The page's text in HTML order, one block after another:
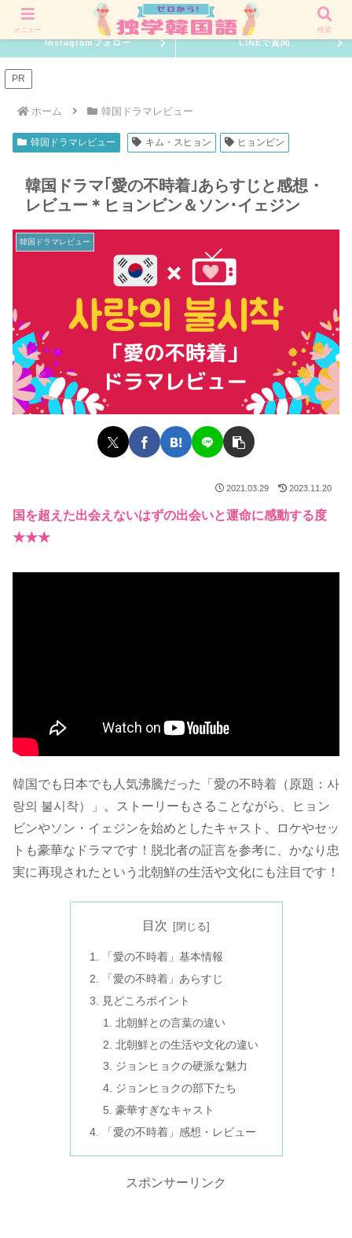
韓国語を０からでも習得できる独学勉強方法を伝授！
Instagramフォロー LINEで質問
PR
ホーム 韓国ドラマレビュー
韓国ドラマレビュー キム・スヒョン ヒョンビン
韓国ドラマ｢愛の不時着｣あらすじと感想・
レビュー＊ヒョンビン＆ソン･イェジン
韓国ドラマレビュー
2021.03.29 2023.11.20
国を超えた出会えないはずの出会いと運命に感動する度
★★★
韓国でも日本でも人気沸騰だった「愛の不時着（原題：사
랑의 불시착）」。ストーリーもさることながら、ヒョン
ビンやソン・イェジンを始めとしたキャスト、ロケやセッ
トも豪華なドラマです！脱北者の証言を参考に、かなり忠
実に再現されたという北朝鮮の生活や文化にも注目です！
目次
「愛の不時着」基本情報
「愛の不時着」あらすじ
見どころポイント
北朝鮮との言葉の違い
北朝鮮との生活や文化の違い
ジョンヒョクの硬派な魅力
ジョンヒョクの部下たち
豪華すぎなキャスト
「愛の不時着」感想・レビュー
スポンサーリンク
メニュー 検索